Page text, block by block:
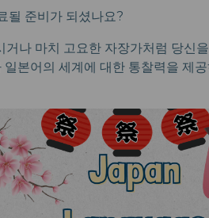
될 준비가 되셨나요?
나 마치 고요한 자장가처럼 당신
본어의 세계에 대한 통찰력을 제